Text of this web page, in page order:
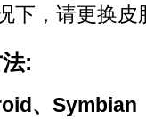
下，请更换皮
:
、Symbian